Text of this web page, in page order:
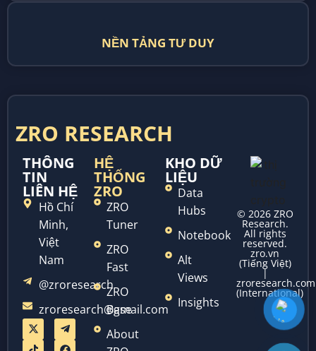
NỀN TẢNG TƯ DUY
ZRO RESEARCH
THÔNG
TIN
LIÊN HỆ
Hồ Chí
Minh,
Việt
Nam
@zroresearch
zroresearch@gmail.com
HỆ
THỐNG
ZRO
ZRO
Tuner
ZRO
Fast
ZRO
Base
About
KHO DỮ
LIỆU
Data
Hubs
Notebook
Alt
Views
Insights
© 2026 ZRO
Research.
All rights
reserved.
zro.vn
(Tiếng Việt)
|
zroresearch.com
(International)